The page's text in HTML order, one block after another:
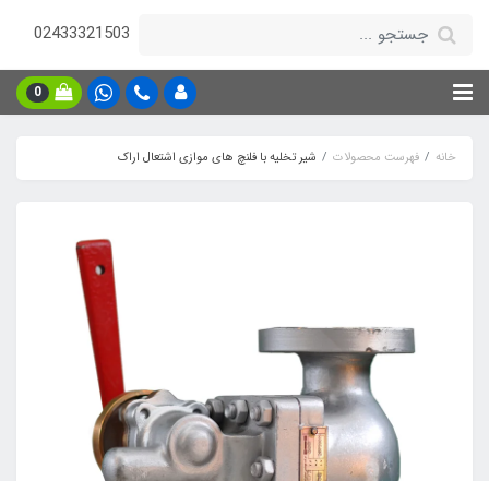
02433321503
0
خانه فهرست محصولات شیر تخلیه با فلنچ های موازی اشتعال اراک